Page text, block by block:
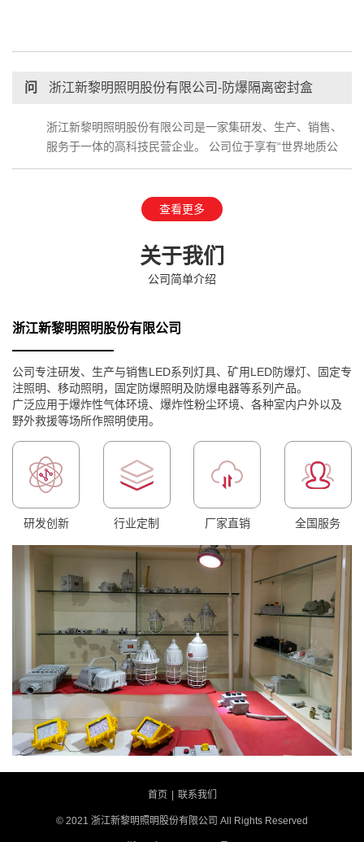
问 浙江新黎明照明股份有限公司-防爆隔离密封盒
浙江新黎明照明股份有限公司是一家集研发、生产、销售、
服务于一体的高科技民营企业。 公司位于享有“世界地质公
园”、国家AAAAA级…
查看更多
关于我们
公司简单介绍
浙江新黎明照明股份有限公司
公司专注研发、生产与销售LED系列灯具、矿用LED防爆灯、固定专
注照明、移动照明，固定防爆照明及防爆电器等系列产品。
广泛应用于爆炸性气体环境、爆炸性粉尘环境、各种室内户外以及
野外救援等场所作照明使用。
研发创新 行业定制 厂家直销 全国服务
首页 联系我们
© 2021 浙江新黎明照明股份有限公司 All Rights Reserved